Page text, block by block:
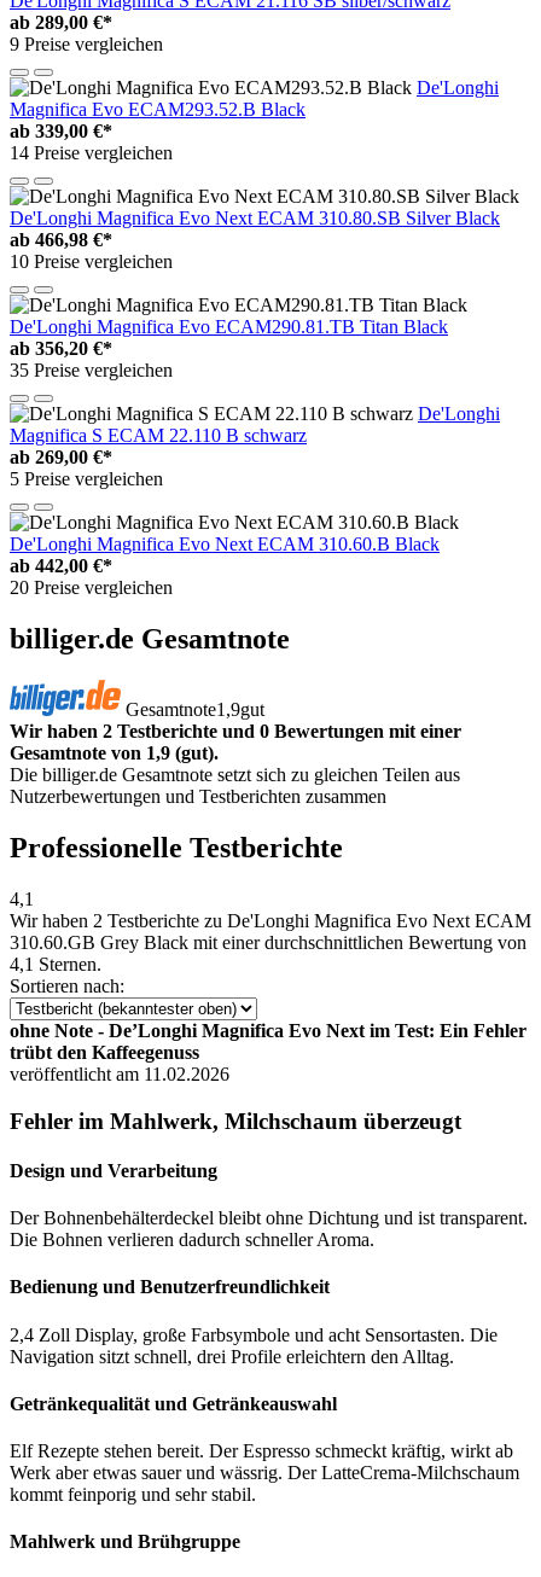
ab 289,00 €*
9 Preise vergleichen
De'Longhi
Magnifica Evo ECAM293.52.B Black
ab 339,00 €*
14 Preise vergleichen
De'Longhi Magnifica Evo Next ECAM 310.80.SB Silver Black
ab 466,98 €*
10 Preise vergleichen
De'Longhi Magnifica Evo ECAM290.81.TB Titan Black
ab 356,20 €*
35 Preise vergleichen
De'Longhi
Magnifica S ECAM 22.110 B schwarz
ab 269,00 €*
5 Preise vergleichen
De'Longhi Magnifica Evo Next ECAM 310.60.B Black
ab 442,00 €*
20 Preise vergleichen
billiger.de Gesamtnote
Gesamtnote1,9gut
Wir haben 2 Testberichte und 0 Bewertungen mit einer
Gesamtnote von 1,9 (gut).
Die billiger.de Gesamtnote setzt sich zu gleichen Teilen aus
Nutzerbewertungen und Testberichten zusammen
Professionelle Testberichte
4,1
Wir haben 2 Testberichte zu De'Longhi Magnifica Evo Next ECAM
310.60.GB Grey Black mit einer durchschnittlichen Bewertung von
4,1 Sternen.
Sortieren nach:
ohne Note - De’Longhi Magnifica Evo Next im Test: Ein Fehler
trübt den Kaffeegenuss
veröffentlicht am 11.02.2026
Fehler im Mahlwerk, Milchschaum überzeugt
Design und Verarbeitung
Der Bohnenbehälterdeckel bleibt ohne Dichtung und ist transparent.
Die Bohnen verlieren dadurch schneller Aroma.
Bedienung und Benutzerfreundlichkeit
2,4 Zoll Display, große Farbsymbole und acht Sensortasten. Die
Navigation sitzt schnell, drei Profile erleichtern den Alltag.
Getränkequalität und Getränkeauswahl
Elf Rezepte stehen bereit. Der Espresso schmeckt kräftig, wirkt ab
Werk aber etwas sauer und wässrig. Der LatteCrema-Milchschaum
kommt feinporig und sehr stabil.
Mahlwerk und Brühgruppe